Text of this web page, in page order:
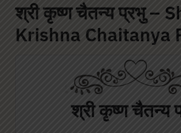
श्री कृष्ण चैतन्य प्रभु –
Krishna Chaitanya
श्री कृष्ण चैतन्य